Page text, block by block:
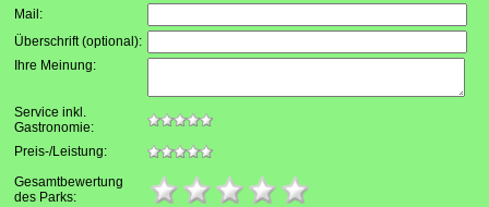
Mail :
Überschrift (optional):
Ihre Meinung:
Service inkl.
Gastronomie:
Preis-/Leistung:
Gesamtbewertung
des Parks: